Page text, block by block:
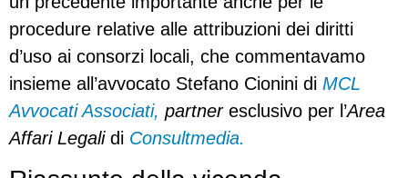
procedure relative alle attribuzioni dei diritti
d’uso ai consorzi locali, che commentavamo
insieme all’avvocato Stefano Cionini di MCL
Avvocati Associati, partneresclusivo per l’Area
Affari Legalidi Consultmedia.